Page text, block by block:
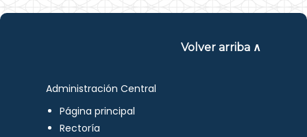
Volver arriba ∧
Administración Central
Página principal
Rectoría